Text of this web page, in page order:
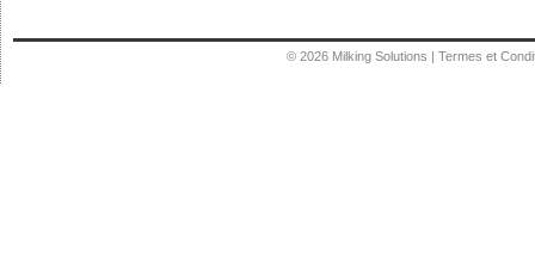
© 2026 Milking Solutions | Termes et